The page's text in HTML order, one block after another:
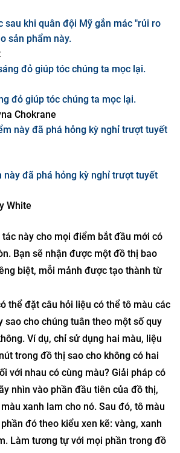
khi quân đội Mỹ gắn mác "rủi ro
sản phẩm này.
đỏ giúp tóc chúng ta mọc lại.
Chokrane
này đã phá hỏng kỳ nghỉ trượt tuyết
White
tác này cho mọi điểm bắt đầu mới có
Bạn sẽ nhận được một đồ thị bao
biệt, mỗi mảnh được tạo thành từ
thể đặt câu hỏi liệu có thể tô màu các
sao cho chúng tuân theo một số quy
trong đồ thị sao cho không có hai
với nhau có cùng màu? Giải pháp có